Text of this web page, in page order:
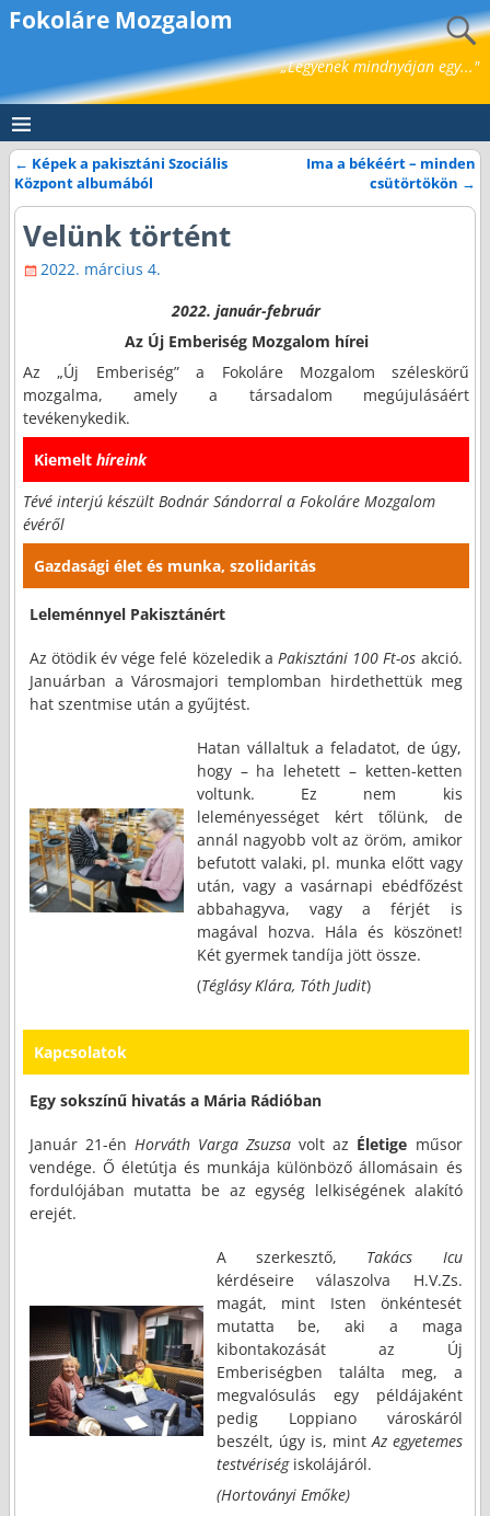
Fokoláre Mozgalom
„Legyenek mindnyájan egy..."
Bejegyzés navigáció
← Képek a pakisztáni Szociális
Központ albumából
Ima a békéért – minden
csütörtökön →
Velünk történt
2022. március 4.
2022. január-február
Az Új Emberiség Mozgalom hírei
Az „Új Emberiség” a Fokoláre Mozgalom széleskörű
mozgalma, amely a társadalom megújulásáért
tevékenykedik.
Kiemelt híreink
Tévé interjú készült Bodnár Sándorral a Fokoláre Mozgalom
évéről
Gazdasági élet és munka, szolidaritás
Leleménnyel Pakisztánért
Az ötödik év vége felé közeledik a Pakisztáni 100 Ft-os akció.
Januárban a Városmajori templomban hirdethettük meg
hat szentmise után a gyűjtést.
Hatan vállaltuk a feladatot, de úgy,
hogy – ha lehetett – ketten-ketten
voltunk. Ez nem kis
leleményességet kért tőlünk, de
annál nagyobb volt az öröm, amikor
befutott valaki, pl. munka előtt vagy
után, vagy a vasárnapi ebédfőzést
abbahagyva, vagy a férjét is
magával hozva. Hála és köszönet!
Két gyermek tandíja jött össze.
(Téglásy Klára, Tóth Judit)
Kapcsolatok
Egy sokszínű hivatás a Mária Rádióban
Január 21-én Horváth Varga Zsuzsa volt az Életige műsor
vendége. Ő életútja és munkája különböző állomásain és
fordulójában mutatta be az egység lelkiségének alakító
erejét.
A szerkesztő, Takács Icu
kérdéseire válaszolva H.V.Zs.
magát, mint Isten önkéntesét
mutatta be, aki a maga
kibontakozását az Új
Emberiségben találta meg, a
megvalósulás egy példájaként
pedig Loppiano városkáról
beszélt, úgy is, mintAz egyetemes
testvériségiskolájáról.
(Hortoványi Emőke)